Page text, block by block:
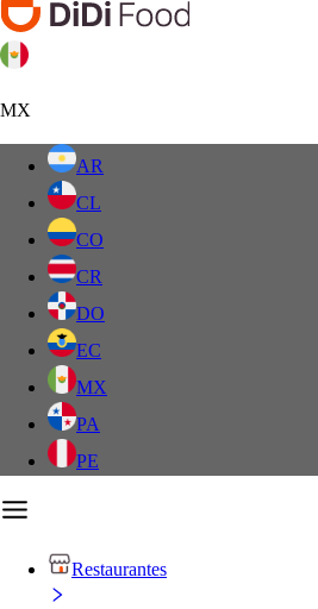
MX
AR
CL
CO
CR
DO
EC
MX
PA
PE
Restaurantes